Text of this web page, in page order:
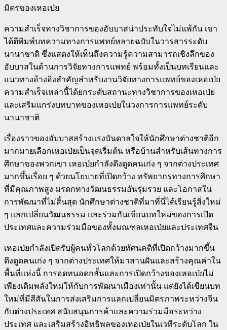
มิตรของเหอเป่ย
ความสำเร็จทางวิชาการของอับบาสน่าประทับใจไม่แพ้กัน เขา
ได้ตีพิมพ์บทความทางการแพทย์หลายฉบับในวารสารระดับ
นานาชาติ ซึ่งแสดงให้เห็นถึงความรู้ความสามารถเชิงลึกของ
อับบาสในด้านการวิจัยทางการแพทย์ พร้อมทั้งเป็นบทเรียนและ
แนวทางอ้างอิงสำคัญสำหรับงานวิจัยทางการแพทย์ของเหอเป่ย
ความสำเร็จเหล่านี้ได้ยกระดับสถานะทางวิชาการของเหอเป่ย
และเสริมแกร่งบทบาทของเหอเป่ยในวงการการแพทย์ระดับ
นานาชาติ
เรื่องราวของอับบาสสร้างแรงบันดาลใจให้นักศึกษาต่างชาติอีก
มากมายเลือกเหอเป่ยเป็นจุดเริ่มต้น หรือบ้านสำหรับเส้นทางการ
ศึกษาของพวกเขา เหอเป่ยกำลังดึงดูดคนเก่ง ๆ จากต่างประเทศ
มากขึ้นเรื่อย ๆ ด้วยนโยบายที่เปิดกว้าง ทรัพยากรทางการศึกษา
ที่มีคุณภาพสูง มรดกทางวัฒนธรรมอันรุ่มรวย และโอกาสใน
การพัฒนาที่ไม่สิ้นสุด นักศึกษาต่างชาติที่มาที่นี่ได้เรียนรู้สิ่งใหม่
ๆ แลกเปลี่ยนวัฒนธรรม และร่วมกันเขียนบทใหม่ของการเปิด
ประเทศและความร่วมมือของทั้งมณฑลเหอเป่ยและประเทศจีน
เหอเป่ยกำลังเปิดรับผู้คนทั่วโลกด้วยทัศนคติที่เปิดกว้างมากขึ้น
ดึงดูดคนเก่ง ๆ จากต่างประเทศให้มาสานฝันและสร้างคุณค่าใน
พื้นที่แห่งนี้ การอดทนอดกลั้นและการเปิดกว้างของเหอเป่ยไม่
เพียงเติมพลังใหม่ให้กับการพัฒนาเมืองเท่านั้น แต่ยังได้เขียนบท
ใหม่ที่มีสีสันในการส่งเสริมการแลกเปลี่ยนมิตรภาพระหว่างจีน
กับต่างประเทศ สนับสนุนการค้าและความร่วมมือระหว่าง
ประเทศ และเสริมสร้างอิทธิพลของเหอเป่ยในเวทีระดับโลก ใน